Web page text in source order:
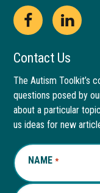
Open
Facebook
page
in
new
window
This
link
opens
in
a
new
tab
Open
page
in
new
This
link
in
a
new
Contact Us
The Autism Toolkit’s
questions posed by
about a particular
us ideas for new
NAME *REQUIRED